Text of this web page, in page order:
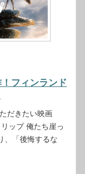
フィンランド
だきたい映画
ップ 俺たち崖っ
、「後悔するな